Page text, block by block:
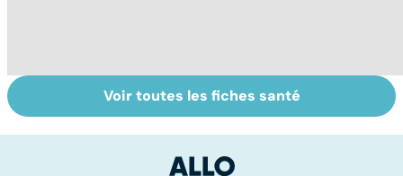
Le lupus, une
maladie
Anémie :
symptômes,
traitements
Voir toutes les fiches santé